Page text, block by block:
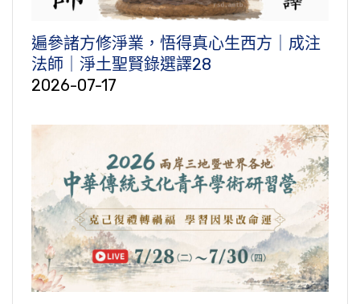
遍參諸方修淨業，悟得真心生西方｜成注
法師｜淨土聖賢錄選譯28
2026-07-17